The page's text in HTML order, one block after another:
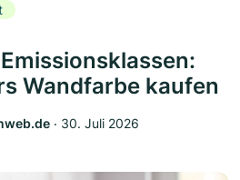
Wandfarbe kaufen
‧ 30. Juli 2026